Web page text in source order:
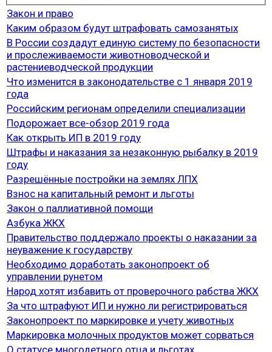
Закон и право
Каким образом будут штрафовать самозанятых
В России создадут единую систему по безопасности
и прослеживаемости животноводческой и
растениеводческой продукции
Что изменится в законодательстве с 1 января 2019
года
Российским регионам определили специализации
Подорожает все-обзор 2019 года
Как открыть ИП в 2019 году
Штрафы и наказания за незаконную рыбалку в 2019
году
Разрешённые постройки на землях ЛПХ
Взнос на капитальный ремонт и льготы
Закон о паллиативной помощи
Азбука ЖКХ
Правительство поддержало проекты о наказании за
неуважение к государству
Необходимо доработать законопроект об
управлении рунетом
Народ хотят избавить от проверочного рабства ЖКХ
За что штрафуют ИП и нужно ли регистрироваться
Законопроект по маркировке и учету животных
Маркировка молочных продуктов может сорваться
О статусе многодетного отца и льготах